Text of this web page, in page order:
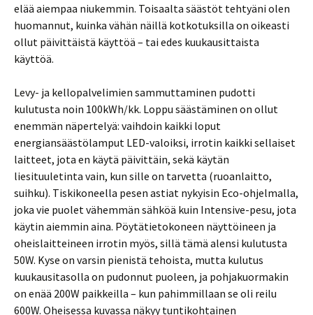
elää aiempaa niukemmin. Toisaalta säästöt tehtyäni olen
huomannut, kuinka vähän näillä kotkotuksilla on oikeasti
ollut päivittäistä käyttöä – tai edes kuukausittaista
käyttöä.
Levy- ja kellopalvelimien sammuttaminen pudotti
kulutusta noin 100kWh/kk. Loppu säästäminen on ollut
enemmän näpertelyä: vaihdoin kaikki loput
energiansäästölamput LED-valoiksi, irrotin kaikki sellaiset
laitteet, jota en käytä päivittäin, sekä käytän
liesituuletinta vain, kun sille on tarvetta (ruoanlaitto,
suihku). Tiskikoneella pesen astiat nykyisin Eco-ohjelmalla,
joka vie puolet vähemmän sähköä kuin Intensive-pesu, jota
käytin aiemmin aina. Pöytätietokoneen näyttöineen ja
oheislaitteineen irrotin myös, sillä tämä alensi kulutusta
50W. Kyse on varsin pienistä tehoista, mutta kulutus
kuukausitasolla on pudonnut puoleen, ja pohjakuormakin
on enää 200W paikkeilla – kun pahimmillaan se oli reilu
600W. Oheisessa kuvassa näkyy tuntikohtainen